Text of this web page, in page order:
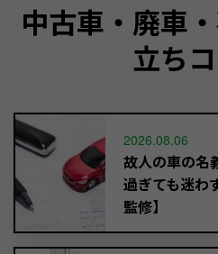
中古車・廃車
立ち
2026.08.06
故人の車の名
過ぎても迷わ
監修】